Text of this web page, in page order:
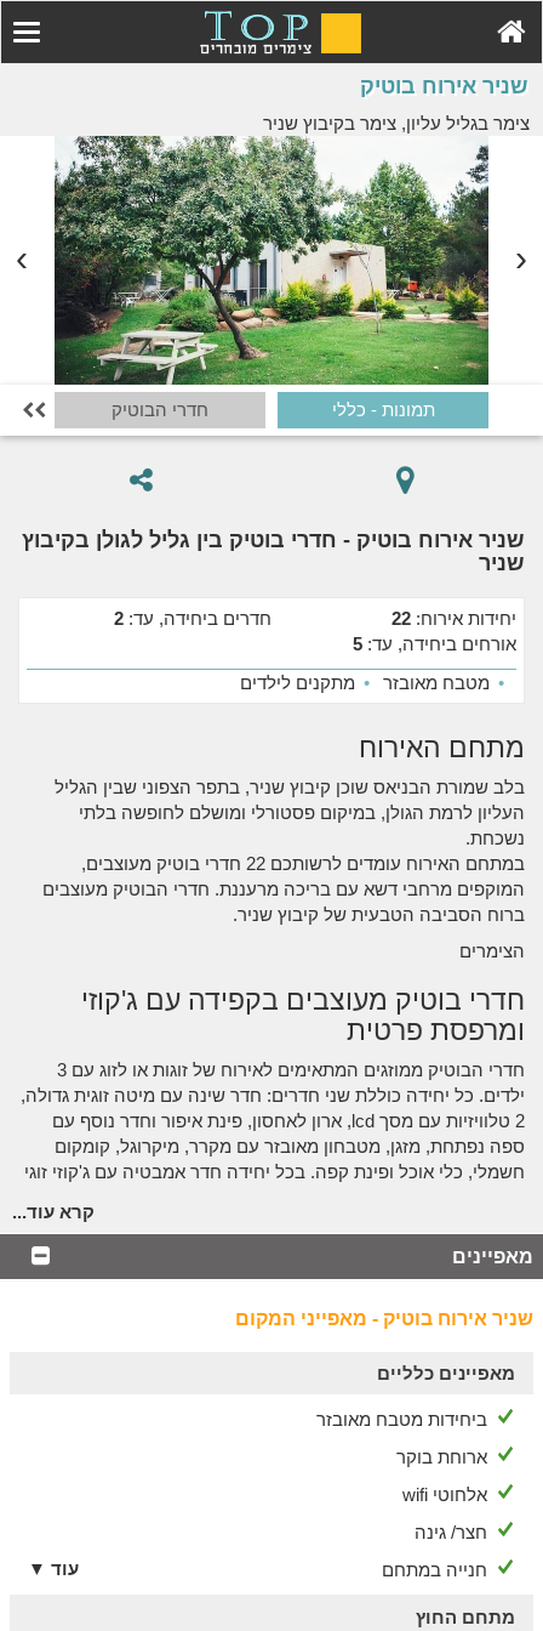
שניר אירוח בוטיק
צימר בגליל עליון, צימר בקיבוץ שניר
תמונות - כללי חדרי הבוטיק 
שניר אירוח בוטיק - חדרי בוטיק בין גליל לגולן בקיבוץ
שניר
יחידות אירוח: 22 חדרים ביחידה, עד: 2
אורחים ביחידה, עד: 5
• מטבח מאובזר • מתקנים לילדים
מתחם האירוח
בלב שמורת הבניאס שוכן קיבוץ שניר, בתפר הצפוני שבין הגליל
העליון לרמת הגולן, במיקום פסטורלי ומושלם לחופשה בלתי
נשכחת.
במתחם האירוח עומדים לרשותכם 22 חדרי בוטיק מעוצבים,
המוקפים מרחבי דשא עם בריכה מרעננת. חדרי הבוטיק מעוצבים
ברוח הסביבה הטבעית של קיבוץ שניר.
הצימרים
חדרי בוטיק מעוצבים בקפידה עם ג'קוזי
ומרפסת פרטית
חדרי הבוטיק ממוזגים המתאימים לאירוח של זוגות או לזוג עם 3
ילדים. כל יחידה כוללת שני חדרים: חדר שינה עם מיטה זוגית גדולה,
2 טלוויזיות עם מסך lcd, ארון לאחסון, פינת איפור וחדר נוסף עם
ספה נפתחת, מזגן, מטבחון מאובזר עם מקרר, מיקרוגל, קומקום
חשמלי, כלי אוכל ופינת קפה. בכל יחידה חדר אמבטיה עם ג'קוזי זוגי
אחד מהחדרים מותאם לנכים ובה מקלחת ג'טים מפנקת במקום
הג'קוזי.
אצלנו בחצר
חצר עם עמדת מנגל, מגרשי משחקים
ובריכה
מנגל ובצמוד גני שעשועים, מגרשי טניס וכדורסל ובריכה מרעננת
בעונת הקיץ.
מה כלול
האירוח כולל ארוחת בוקר עשירה המוגשת במסעדת "אדמה"
שבמרחק הליכה מהסוויטות, או מוגשת ישירות לסוויטות עצמן. בימי
חיוך.
קרא עוד...
מאפיינים
שניר אירוח בוטיק - מאפייני המקום
מאפיינים כלליים
ביחידות מטבח מאובזר
ארוחת בוקר
אלחוטי wifi
חצר/ גינה
חנייה במתחם
עוד ▼
מתחם החוץ